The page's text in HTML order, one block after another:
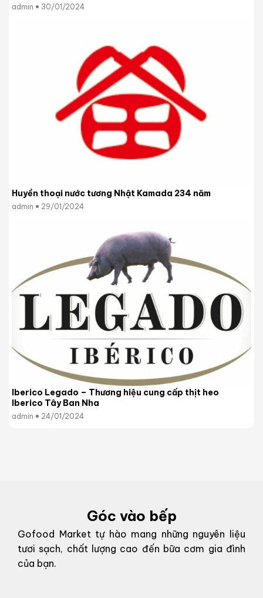
admin 30/01/2024
Huyền thoại nước tương Nhật Kamada 234 năm
admin 29/01/2024
Iberico Legado – Thương hiệu cung cấp thịt heo
Iberico Tây Ban Nha
admin 24/01/2024
Góc vào bếp
Gofood Market tự hào mang những nguyên liệu
tươi sạch, chất lượng cao đến bữa cơm gia đình
của bạn.